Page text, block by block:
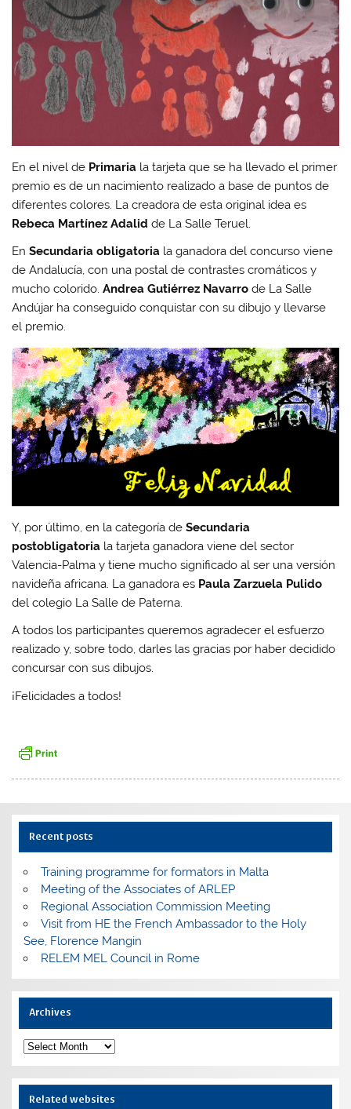
En el nivel de Primaria la tarjeta que se ha llevado el primer
premio es de un nacimiento realizado a base de puntos de
diferentes colores. La creadora de esta original idea es
Rebeca Martínez Adalid de La Salle Teruel.
EnSecundaria obligatoria la ganadora del concurso viene
de Andalucía, con una postal de contrastes cromáticos y
mucho colorido.Andrea Gutiérrez Navarro de La Salle
Andújar ha conseguido conquistar con su dibujo y llevarse
el premio.
Y, por último, en la categoría deSecundaria
postobligatoria la tarjeta ganadora viene del sector
Valencia-Palma y tiene mucho significado al ser una versión
navideña africana. La ganadora es Paula Zarzuela Pulido
del colegio La Salle de Paterna.
A todos los participantes queremos agradecer el esfuerzo
realizado y, sobre todo, darles las gracias por haber decidido
concursar con sus dibujos.
¡Felicidades a todos!
Recent posts
Training programme for formators in Malta
Meeting of the Associates of ARLEP
Regional Association Commission Meeting
Visit from HE the French Ambassador to the Holy
See, Florence Mangin
RELEM MEL Council in Rome
Archives
Archives
Related websites